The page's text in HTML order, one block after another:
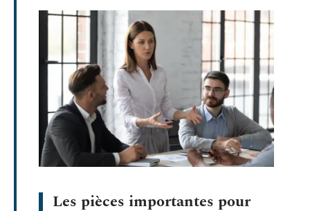
Les pièces importantes pour